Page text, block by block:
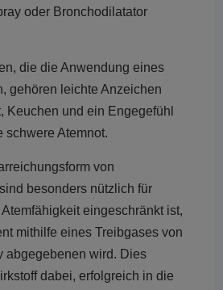
oder Bronchodilatator
die die Anwendung eines
gehören leichte Anzeichen
Keuchen und ein Engegefühl
schwere Atemnot.
von
besonders nützlich für
eingeschränkt ist,
mithilfe eines Treibgases von
abgegebenen wird. Dies
dabei, erfolgreich in die